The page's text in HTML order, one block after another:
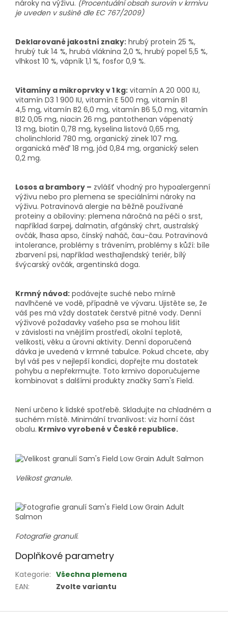
nároky na výživu. (Procentuální obsah surovin v krmivu
je uveden v sušině dle EC 767/2009)
Deklarované jakostní znaky: hrubý protein 25 %,
hrubý tuk 14 %, hrubá vláknina 2,0 %, hrubý popel 5,5 %,
vlhkost 10 %, vápník 1,1 %, fosfor 0,9 %.
Vitamíny a mikroprvky v 1 kg: vitamín A 20 000 IU,
vitamín D3 1 900 IU, vitamín E 500 mg, vitamín B1
4,5 mg, vitamín B2 6,0 mg, vitamín B6 5,0 mg, vitamín
B12 0,05 mg, niacin 26 mg, pantothenan vápenatý
13 mg, biotin 0,78 mg, kyselina listová 0,65 mg,
cholinchlorid 780 mg, organický zinek 107 mg,
organická měď 18 mg, jód 0,84 mg, organický selen
0,2 mg.
Losos a brambory – zvlášť vhodný pro hypoalergenní
výživu nebo pro plemena se speciálními nároky na
výživu. Potravinová alergie na běžně používané
proteiny a obiloviny: plemena náročná na péči o srst,
například šarpej, dalmatin, afgánský chrt, australský
ovčák, lhasa apso, čínský naháč, čau-čau. Potravinová
intolerance, problémy s trávením, problémy s kůží: bíle
zbarvení psi, například westhajlendský teriér, bílý
švýcarský ovčák, argentinská doga.
Krmný návod: podávejte suché nebo mírně
navlhčené ve vodě, případně ve vývaru. Ujistěte se, že
váš pes má vždy dostatek čerstvé pitné vody. Denní
výživové požadavky vašeho psa se mohou lišit
v závislosti na vnějším prostředí, okolní teplotě,
velikosti, věku a úrovni aktivity. Denní doporučená
dávka je uvedená v krmné tabulce. Pokud chcete, aby
byl váš pes v nejlepší kondici, dopřejte mu dostatek
pohybu a nepřekrmujte. Toto krmivo doporučujeme
kombinovat s dalšími produkty značky Sam's Field.
Není určeno k lidské spotřebě. Skladujte na chladném a
suchém místě. Minimální trvanlivost: viz horní část
obalu. Krmivo vyrobené v České republice.
Velikost granule.
Fotografie granulí.
Doplňkové parametry
Kategorie: Všechna plemena
EAN: Zvolte variantu
Z